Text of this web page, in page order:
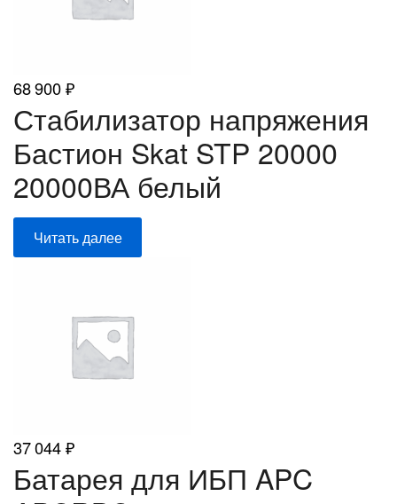
68 900₽
Стабилизатор напряжения
Бастион Skat STP 20000
20000ВА белый
Читать далее
37 044₽
Батарея для ИБП APC